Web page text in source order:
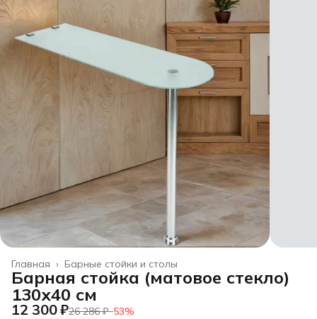
Барные стойки и столы
Главная ›
Барная стойка (матовое стекло)
130х40 см
12 300 ₽26 286 ₽−53%